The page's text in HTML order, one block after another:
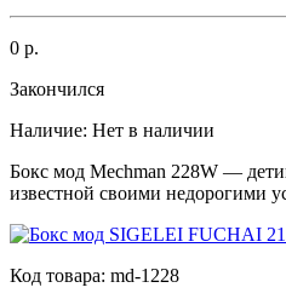
0 р.
Закончился
Наличие: Нет в наличии
Бокс мод Mechman 228W —
известной своими недорогими
Код товара: md-1228